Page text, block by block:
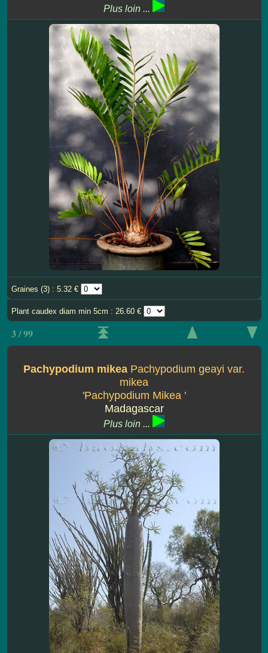
Plus loin ...
Graines (3) : 5.32 €
Plant caudex diam min 5cm : 26.60 €
3 / 99
Pachypodium mikea Pachypodium geayi var.
mikea
'Pachypodium Mikea '
Madagascar
Plus loin ...